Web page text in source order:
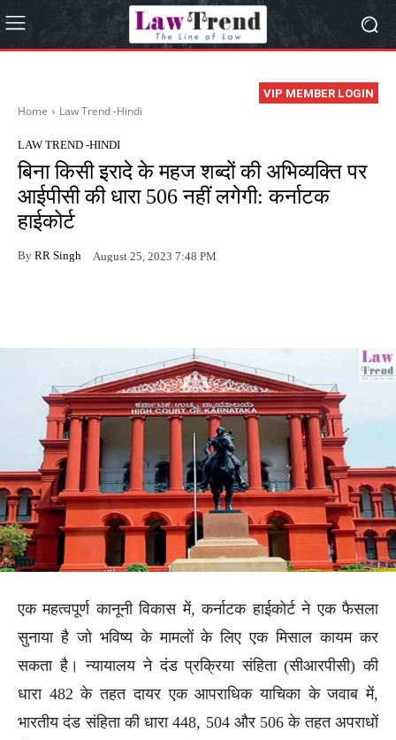
VIP MEMBER LOGIN
Home Law Trend -Hindi
LAW TREND -HINDI
बिना किसी इरादे के महज शब्दों की अभिव्यक्ति पर
आईपीसी की धारा 506 नहीं लगेगी: कर्नाटक
हाईकोर्ट
By RR Singh August 25, 2023 7:48 PM
एक महत्वपूर्ण कानूनी विकास में, कर्नाटक हाईकोर्ट ने एक फैसला
सुनाया है जो भविष्य के मामलों के लिए एक मिसाल कायम कर
सकता है। न्यायालय ने दंड प्रक्रिया संहिता (सीआरपीसी) की
धारा 482 के तहत दायर एक आपराधिक याचिका के जवाब में,
भारतीय दंड संहिता की धारा 448, 504 और 506 के तहत अपराधों